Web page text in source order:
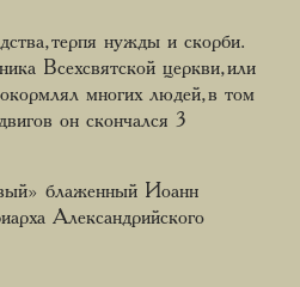
терпя нужды и скорби.
Всехсвятской церкви, или
многих людей, в том
он скончался 3
блаженный Иоанн
Александрийского